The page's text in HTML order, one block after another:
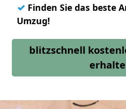
✓ Finden Sie das beste
Umzug!
blitzschnell